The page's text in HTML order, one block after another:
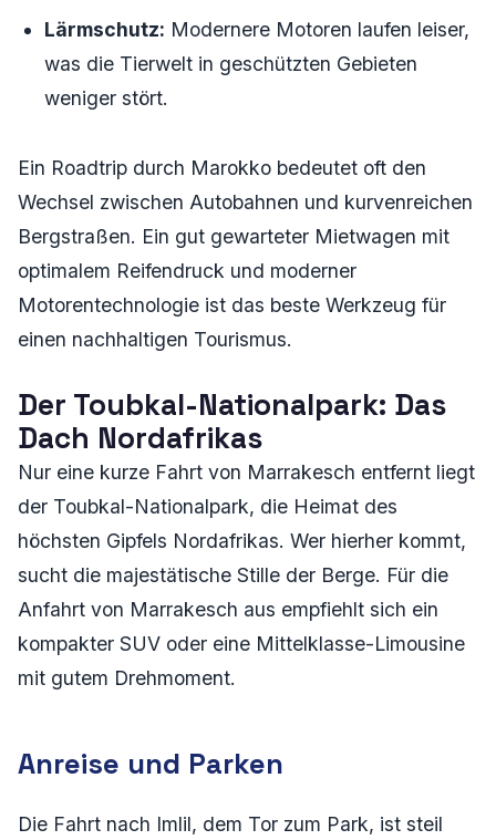
Lärmschutz: Modernere Motoren laufen leiser,
was die Tierwelt in geschützten Gebieten
weniger stört.
Ein Roadtrip durch Marokko bedeutet oft den
Wechsel zwischen Autobahnen und kurvenreichen
Bergstraßen. Ein gut gewarteter Mietwagen mit
optimalem Reifendruck und moderner
Motorentechnologie ist das beste Werkzeug für
einen nachhaltigen Tourismus.
Der Toubkal-Nationalpark: Das
Dach Nordafrikas
Nur eine kurze Fahrt von Marrakesch entfernt liegt
der Toubkal-Nationalpark, die Heimat des
höchsten Gipfels Nordafrikas. Wer hierher kommt,
sucht die majestätische Stille der Berge. Für die
Anfahrt von Marrakesch aus empfiehlt sich ein
kompakter SUV oder eine Mittelklasse-Limousine
mit gutem Drehmoment.
Anreise und Parken
Die Fahrt nach Imlil, dem Tor zum Park, ist steil